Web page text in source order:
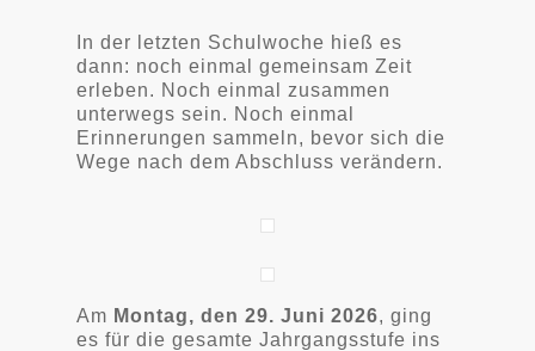
In der letzten Schulwoche hieß es
dann: noch einmal gemeinsam Zeit
erleben. Noch einmal zusammen
unterwegs sein. Noch einmal
Erinnerungen sammeln, bevor sich die
Wege nach dem Abschluss verändern.
Am Montag, den 29. Juni 2026, ging
es für die gesamte Jahrgangsstufe ins